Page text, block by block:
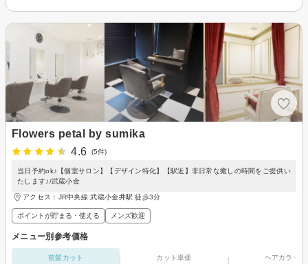
Flowers petal by sumika
4.6
(5件)
当日予約ok♪【個室サロン】【デザイン特化】【駅近】非日常な癒しの時間をご提供い
たします♪/武蔵小金
アクセス：JR中央線 武蔵小金井駅 徒歩3分
ポイントが貯まる・使える メンズ歓迎
メニュー別参考価格
前髪カット カット単価 ヘアカラー